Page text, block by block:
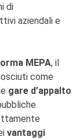
di
aziendali e
MEPA, il
come
gare d’appalto
vantaggi